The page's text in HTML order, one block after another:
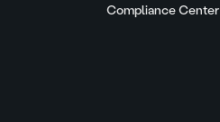
Compliance Center